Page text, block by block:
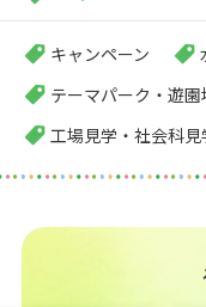
キャンペーン
テーマパーク・遊園
工場見学・社会科見